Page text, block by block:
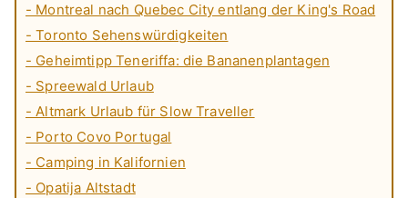
- Montreal nach Quebec City entlang der King's Road
- Toronto Sehenswürdigkeiten
- Geheimtipp Teneriffa: die Bananenplantagen
- Spreewald Urlaub
- Altmark Urlaub für Slow Traveller
- Porto Covo Portugal
- Camping in Kalifornien
- Opatija Altstadt